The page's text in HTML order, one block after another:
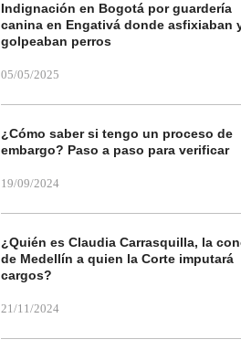
Indignación en Bogotá por guardería
canina en Engativá donde asfixiaban
golpeaban perros
05/05/2025
¿Cómo saber si tengo un proceso de
embargo? Paso a paso para verificar
19/09/2024
¿Quién es Claudia Carrasquilla, la
de Medellín a quien la Corte imputará
cargos?
21/11/2024